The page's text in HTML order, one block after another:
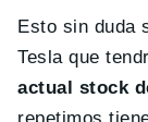
Esto sin duda
Tesla que
actual stock